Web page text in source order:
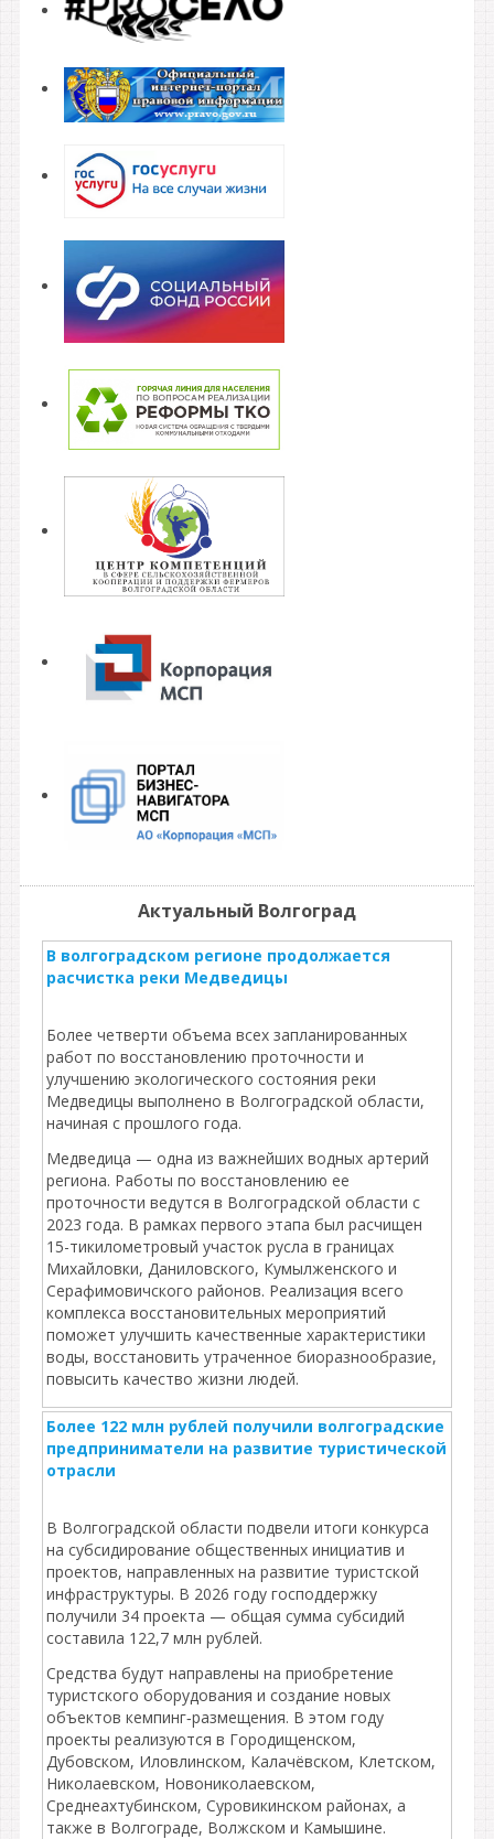
Актуальный Волгоград
В волгоградском регионе продолжается
расчистка реки Медведицы
Более четверти объема всех запланированных
работ по восстановлению проточности и
улучшению экологического состояния реки
Медведицы выполнено в Волгоградской области,
начиная с прошлого года.
Медведица — одна из важнейших водных артерий
региона. Работы по восстановлению ее
проточности ведутся в Волгоградской области с
2023 года. В рамках первого этапа был расчищен
15-тикилометровый участок русла в границах
Михайловки, Даниловского, Кумылженского и
Серафимовичского районов. Реализация всего
комплекса восстановительных мероприятий
поможет улучшить качественные характеристики
воды, восстановить утраченное биоразнообразие,
повысить качество жизни людей.
Более 122 млн рублей получили волгоградские
предприниматели на развитие туристической
отрасли
В Волгоградской области подвели итоги конкурса
на субсидирование общественных инициатив и
проектов, направленных на развитие туристской
инфраструктуры. В 2026 году господдержку
получили 34 проекта — общая сумма субсидий
составила 122,7 млн рублей.
Средства будут направлены на приобретение
туристского оборудования и создание новых
объектов кемпинг‑размещения. В этом году
проекты реализуются в Городищенском,
Дубовском, Иловлинском, Калачёвском, Клетском,
Николаевском, Новониколаевском,
Среднеахтубинском, Суровикинском районах, а
также в Волгограде, Волжском и Камышине.